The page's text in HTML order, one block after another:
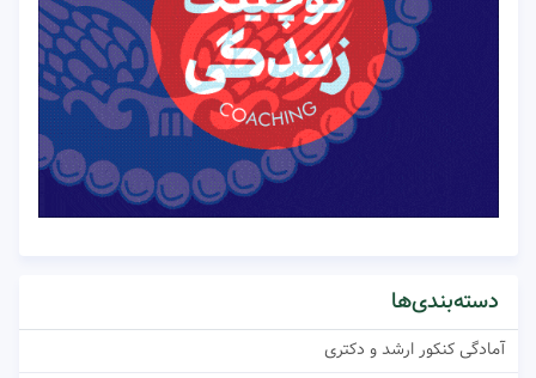
دسته‌بندی‌ها
آمادگی کنکور ارشد و دکتری